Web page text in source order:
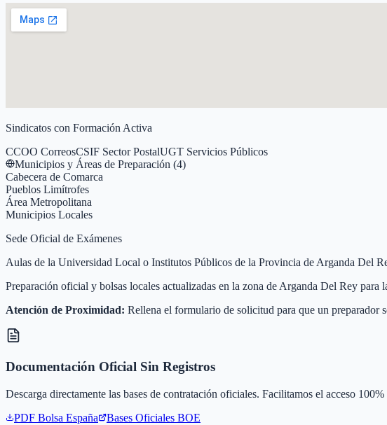
Sindicatos con Formación Activa
CCOO CorreosCSIF Sector PostalUGT Servicios Públicos
Municipios y Áreas de Preparación (4)
Cabecera de Comarca
Pueblos Limítrofes
Área Metropolitana
Municipios Locales
Sede Oficial de Exámenes
Aulas de la Universidad Local o Institutos Públicos de la Provincia de Arganda Del
Preparación oficial y bolsas locales actualizadas en la zona de Arganda Del Rey para
Atención de Proximidad: Rellena el formulario de solicitud para que un preparador
Documentación Oficial Sin Registros
Descarga directamente las bases de contratación oficiales. Facilitamos el acceso
PDF Bolsa España Bases Oficiales BOE